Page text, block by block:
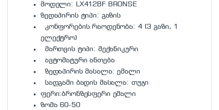
მოდელი: LX412BF BRONSE
ზედაპირის ტიპი: გაზის
კონფორების რაოდენობა: 4 (3 გაზი, 1
ელექტრო)
მართვის ტიპი: მექანიკური
ავტომატური ანთება
ზედაპირის მასალა: ემალი
სადგამი ბადის მასალა: თუჯი
ფერი:ბრონზესფერი ემალი
ზომა 60-50